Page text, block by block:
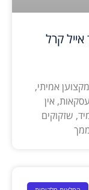
קרל
אמיתי,
אין
שזקוקים